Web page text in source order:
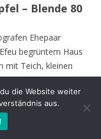
– Blende 80
Ehepaar
begrüntem Haus
mit Teich, kleinen
hohen
Bäume sind
vielen Insekten und
die Website weiter
aus.